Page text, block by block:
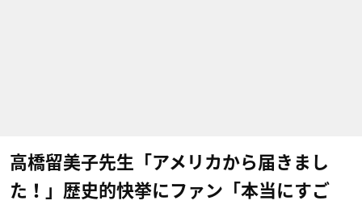
高橋留美子先生「アメリカから届きまし
た！」歴史的快挙にファン「本当にすご